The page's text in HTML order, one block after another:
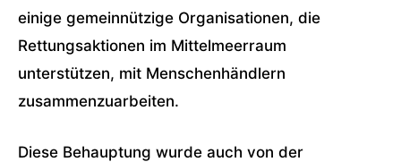
einige gemeinnützige Organisationen, die
Rettungsaktionen im Mittelmeerraum
unterstützen, mit Menschenhändlern
zusammenzuarbeiten.
Diese Behauptung wurde auch von der